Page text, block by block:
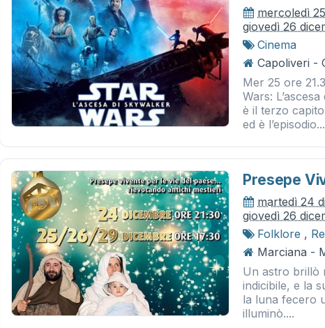
mercoledì
giovedì 26
Cinema
Capoliveri -
Mer 25 ore
Wars:
è il terzo
ed è l’episodio...
Presepe
martedì 24
giovedì 26
Folklore ,
Marciana -
Un astro brillò
indicibile, e la
la luna fecero
illuminò....